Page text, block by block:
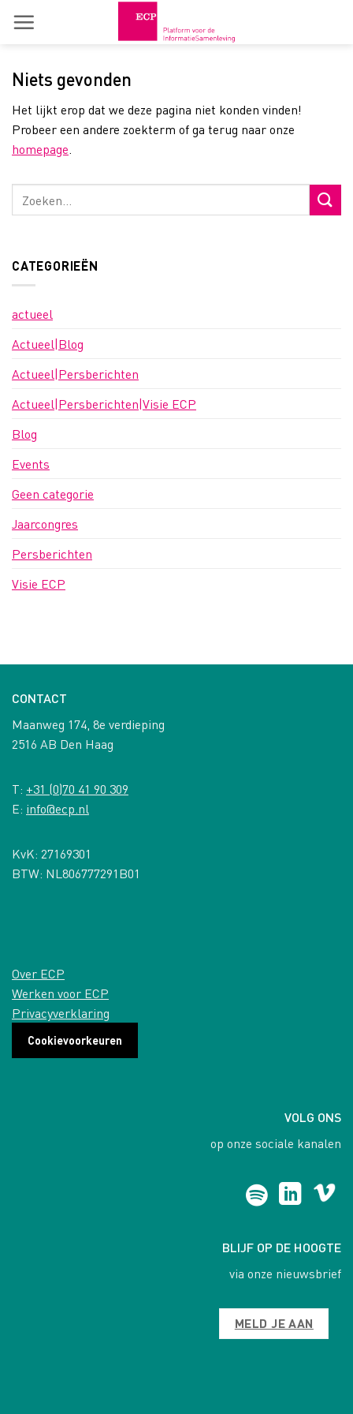
Niets gevonden
Het lijkt erop dat we deze pagina niet konden vinden!
Probeer een andere zoekterm of ga terug naar onze
homepage
CATEGORIEËN
actueel
Actueel|Blog
Actueel|Persberichten
Actueel|Persberichten|Visie ECP
Blog
Events
Geen categorie
Jaarcongres
Persberichten
Visie ECP
CONTACT
Maanweg 174, 8e verdieping
2516 AB Den Haag
T: +31 (0)70 41 90 309
E: info@ecp.nl
KvK: 27169301
BTW: NL806777291B01
Over ECP
Werken voor ECP
Privacyverklaring
Cookievoorkeuren
VOLG ONS
op onze sociale kanalen
BLIJF OP DE HOOGTE
via onze nieuwsbrief
MELD JE AAN